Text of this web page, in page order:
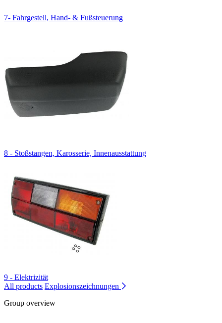
7- Fahrgestell, Hand- & Fußsteuerung
8 - Stoßstangen, Karosserie, Innenausstattung
9 - Elektrizität
All products Explosionszeichnungen
Group overview